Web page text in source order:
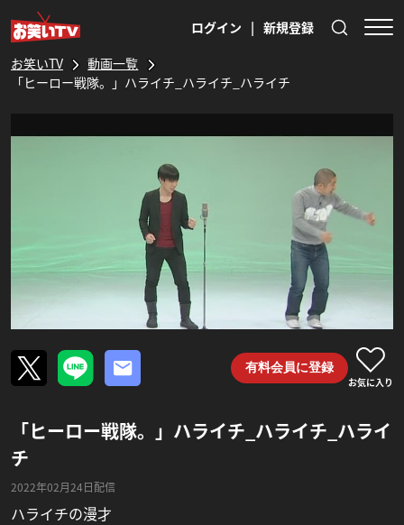
ログイン | 新規登録
お笑いTV
動画一覧
「ヒーロー戦隊。」ハライチ_ハライチ_ハライチ
有料会員に登録
お気に入り
「ヒーロー戦隊。」ハライチ_ハライチ_ハライ
チ
2022年02月24日配信
ハライチの漫才